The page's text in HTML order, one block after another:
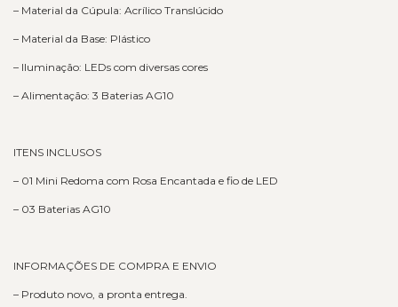
– Material da Cúpula: Acrílico Translúcido
– Material da Base: Plástico
– Iluminação: LEDs com diversas cores
– Alimentação: 3 Baterias AG10
ITENS INCLUSOS
– 01 Mini Redoma com Rosa Encantada e fio de LED
– 03 Baterias AG10
INFORMAÇÕES DE COMPRA E ENVIO
– Produto novo, a pronta entrega.